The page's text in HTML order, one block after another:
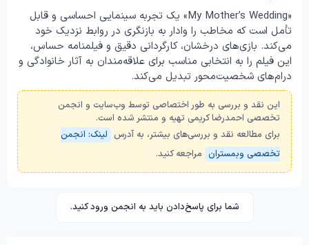
«My Mother’s Wedding» یک تجربه سینمایی احساسی و قابل
تأمل است که مخاطب را وادار به بازنگری در روابط نزدیک خود
می‌کند. بازی‌های درخشان، کارگردانی دقیق و فیلمنامه حساس،
این فیلم را به انتخابی مناسب برای علاقه‌مندان به آثار خانوادگی و
درام‌های شخصیت‌محور تبدیل می‌کند.
این نقد و بررسی به طور اختصاصی توسط وب‌سایت و انجمن
تخصصی احمدرضا کریمی تهیه و منتشر شده است.
برای مطالعه نقد و بررسی‌های بیشتر، به آدرس لینک: انجمن
تخصصی وبمستران مراجعه کنید.
شما برای پاسخ‌دادن باید به انجمن ورود کنید.